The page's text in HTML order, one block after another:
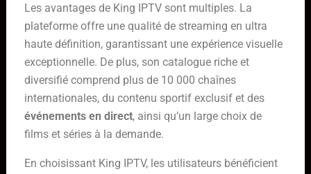
Les avantages de King IPTV sont multiples. La
plateforme offre une qualité de streaming en ultra
haute définition, garantissant une expérience visuelle
exceptionnelle. De plus, son catalogue riche et
diversifié comprend plus de 10 000 chaînes
internationales, du contenu sportif exclusif et des
événements en direct, ainsi qu’un large choix de
films et séries à la demande.
En choisissant King IPTV, les utilisateurs bénéficient